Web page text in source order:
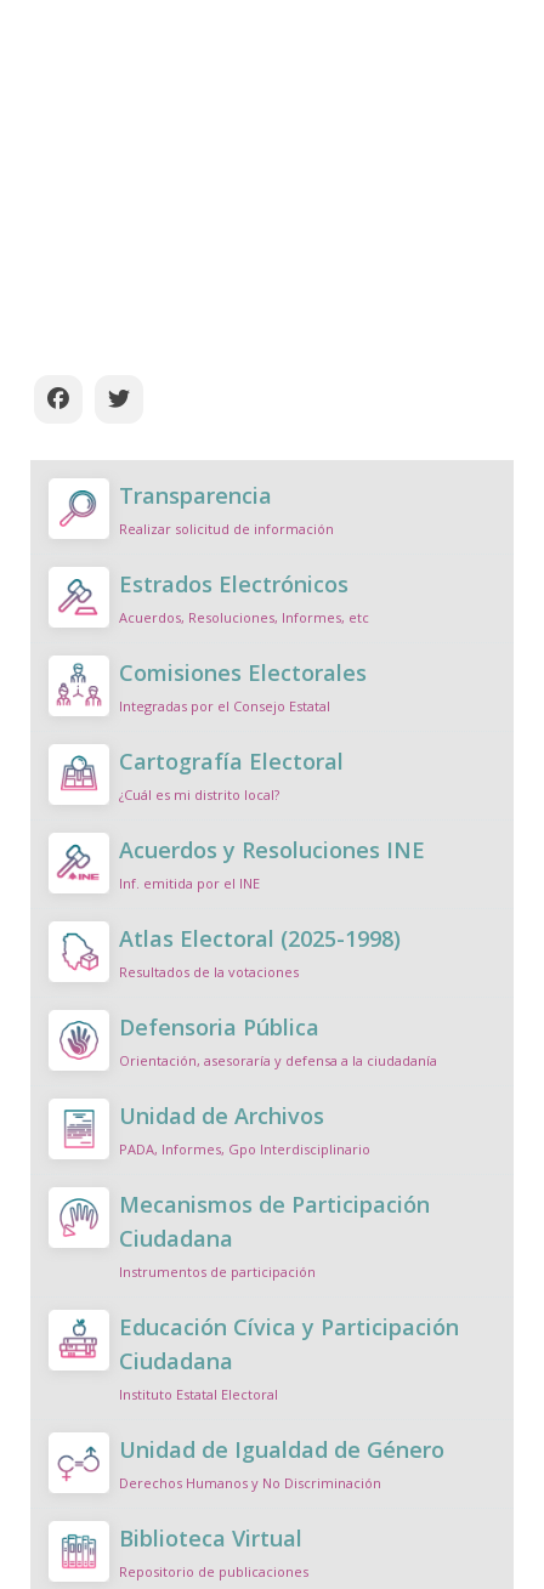
Transparencia
Realizar solicitud de información
Estrados Electrónicos
Acuerdos, Resoluciones, Informes, etc
Comisiones Electorales
Integradas por el Consejo Estatal
Cartografía Electoral
¿Cuál es mi distrito local?
Acuerdos y Resoluciones INE
Inf. emitida por el INE
Atlas Electoral (2025-1998)
Resultados de la votaciones
Defensoria Pública
Orientación, asesoraría y defensa a la ciudadanía
Unidad de Archivos
PADA, Informes, Gpo Interdisciplinario
Mecanismos de Participación
Ciudadana
Instrumentos de participación
Educación Cívica y Participación
Ciudadana
Instituto Estatal Electoral
Unidad de Igualdad de Género
Derechos Humanos y No Discriminación
Biblioteca Virtual
Repositorio de publicaciones